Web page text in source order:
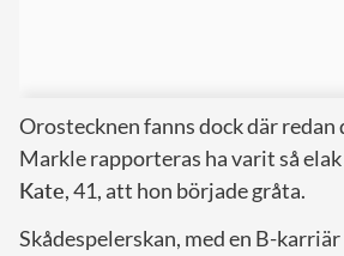
Orostecknen fanns dock där redan
Markle rapporteras ha varit så
Kate, 41, att hon började gråta.
Skådespelerskan, med en B-